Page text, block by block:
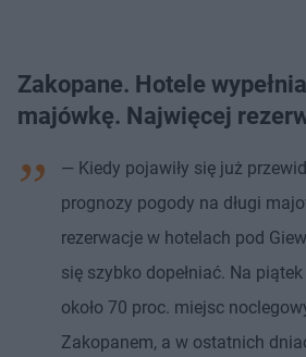
Zakopane. Hotele
majówkę. Najwięcej
— Kiedy pojawiły się już
prognozy pogody na długi
rezerwacje w hotelach pod
się szybko dopełniać. Na
około 70 proc. miejsc
Zakopanem, a w ostatnich